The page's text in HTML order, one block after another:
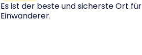
Es ist der beste und sicherste Ort für
Einwanderer.